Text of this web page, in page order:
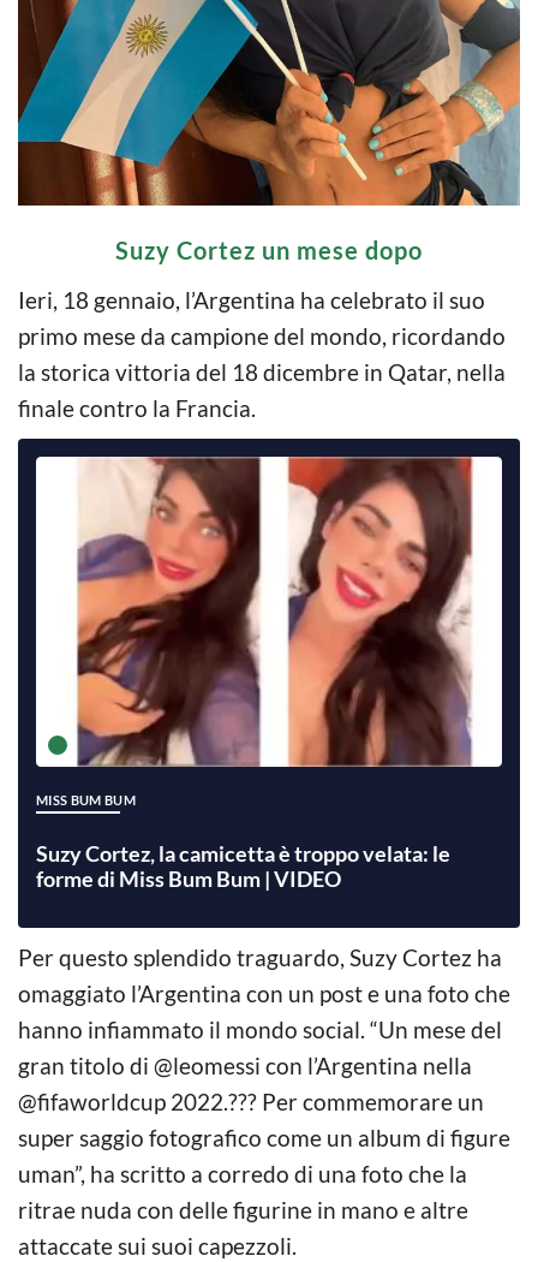
Suzy Cortez un mese dopo
Ieri, 18 gennaio, l’Argentina ha celebrato il suo
primo mese da campione del mondo, ricordando
la storica vittoria del 18 dicembre in Qatar, nella
finale contro la Francia.
MISS BUM BUM
Suzy Cortez, la camicetta è troppo velata: le
forme di Miss Bum Bum | VIDEO
Per questo splendido traguardo, Suzy Cortez ha
omaggiato l’Argentina con un post e una foto che
hanno infiammato il mondo social. “Un mese del
gran titolo di @leomessi con l’Argentina nella
@fifaworldcup 2022.??? Per commemorare un
super saggio fotografico come un album di figure
uman”, ha scritto a corredo di una foto che la
ritrae nuda con delle figurine in mano e altre
attaccate sui suoi capezzoli.